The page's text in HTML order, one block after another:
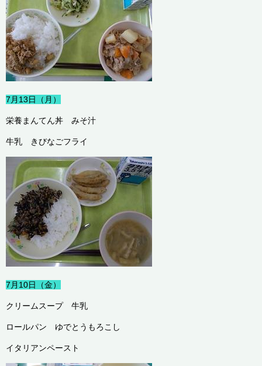
7月13日（月）
栄養まんてん丼 みそ汁
牛乳 きびなごフライ
7月10日（金）
クリームスープ 牛乳
ロールパン ゆでとうもろこし
イタリアンペースト